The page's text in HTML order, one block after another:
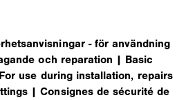
- för användning
och reparation | Basic
use during installation, repairs
| Consignes de sécurité de